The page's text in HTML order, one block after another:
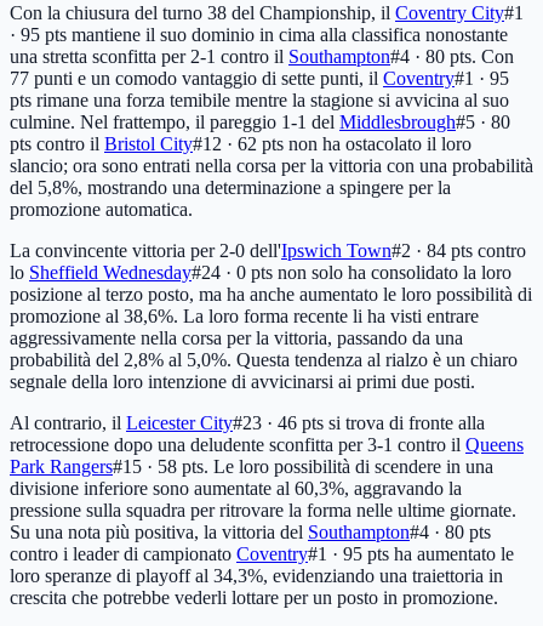
Con la chiusura del turno 38 del Championship, il Coventry City#1
· 95 pts mantiene il suo dominio in cima alla classifica nonostante
una stretta sconfitta per 2-1 contro il Southampton#4 · 80 pts. Con
77 punti e un comodo vantaggio di sette punti, il Coventry#1 · 95
pts rimane una forza temibile mentre la stagione si avvicina al suo
culmine. Nel frattempo, il pareggio 1-1 del Middlesbrough#5 · 80
pts contro il Bristol City#12 · 62 pts non ha ostacolato il loro
slancio; ora sono entrati nella corsa per la vittoria con una probabilità
del 5,8%, mostrando una determinazione a spingere per la
promozione automatica.
La convincente vittoria per 2-0 dell'Ipswich Town#2 · 84 pts contro
lo Sheffield Wednesday#24 · 0 pts non solo ha consolidato la loro
posizione al terzo posto, ma ha anche aumentato le loro possibilità di
promozione al 38,6%. La loro forma recente li ha visti entrare
aggressivamente nella corsa per la vittoria, passando da una
probabilità del 2,8% al 5,0%. Questa tendenza al rialzo è un chiaro
segnale della loro intenzione di avvicinarsi ai primi due posti.
Al contrario, il Leicester City#23 · 46 pts si trova di fronte alla
retrocessione dopo una deludente sconfitta per 3-1 contro il Queens
Park Rangers#15 · 58 pts. Le loro possibilità di scendere in una
divisione inferiore sono aumentate al 60,3%, aggravando la
pressione sulla squadra per ritrovare la forma nelle ultime giornate.
Su una nota più positiva, la vittoria del Southampton#4 · 80 pts
contro i leader di campionato Coventry#1 · 95 pts ha aumentato le
loro speranze di playoff al 34,3%, evidenziando una traiettoria in
crescita che potrebbe vederli lottare per un posto in promozione.